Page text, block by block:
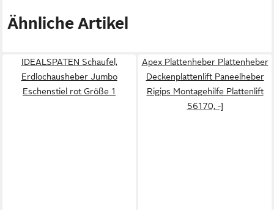
Ähnliche Artikel
IDEALSPATEN Schaufel,
Erdlochausheber Jumbo
Eschenstiel rot Größe 1
Apex Plattenheber Plattenheber
Deckenplattenlift Paneelheber
Rigips Montagehilfe Plattenlift
56170, -]